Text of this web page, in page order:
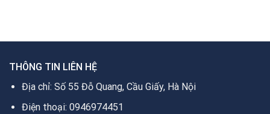
THÔNG TIN LIÊN HỆ
Địa chỉ: Số 55 Đỗ Quang, Cầu Giấy, Hà Nội
Điện thoại: 0946974451